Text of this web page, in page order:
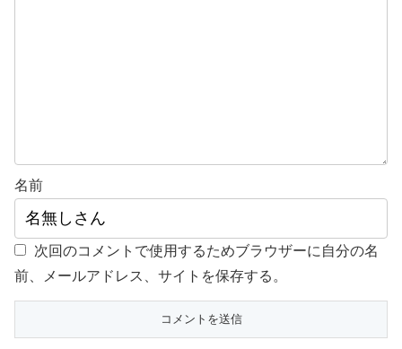
名前
次回のコメントで使用するためブラウザーに自分の名
前、メールアドレス、サイトを保存する。